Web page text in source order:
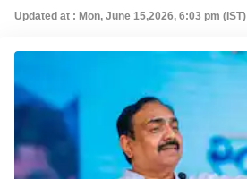
Updated at : Mon, June 15,2026, 6:03 pm (IST)